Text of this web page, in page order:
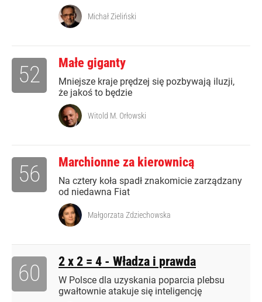
Michał Zieliński
Małe giganty
Mniejsze kraje prędzej się pozbywają iluzji,
że jakoś to będzie
52
Witold M. Orłowski
Marchionne za kierownicą
Na cztery koła spadł znakomicie zarządzany
od niedawna Fiat
56
Małgorzata Zdziechowska
2 x 2 = 4 - Władza i prawda
W Polsce dla uzyskania poparcia plebsu
gwałtownie atakuje się inteligencję
60